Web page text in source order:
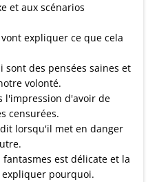
et aux scénarios
expliquer ce que cela
sont des pensées saines et
volonté.
l'impression d'avoir de
censurées.
lorsqu'il met en danger
est délicate et la
expliquer pourquoi.